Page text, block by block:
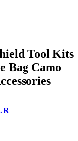
Tool Kits
Bag Camo